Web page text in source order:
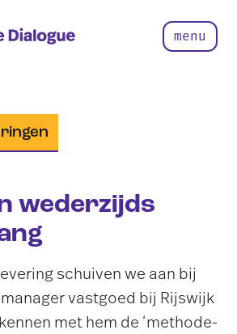
menu
wederzijds
schuiven we aan bij
vastgoed bij Rijswijk
met hem de ‘methode-